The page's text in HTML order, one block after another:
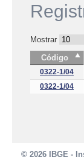
Mostrar
Código
0322-1/04
0322-1/04
© 2026 IBGE -